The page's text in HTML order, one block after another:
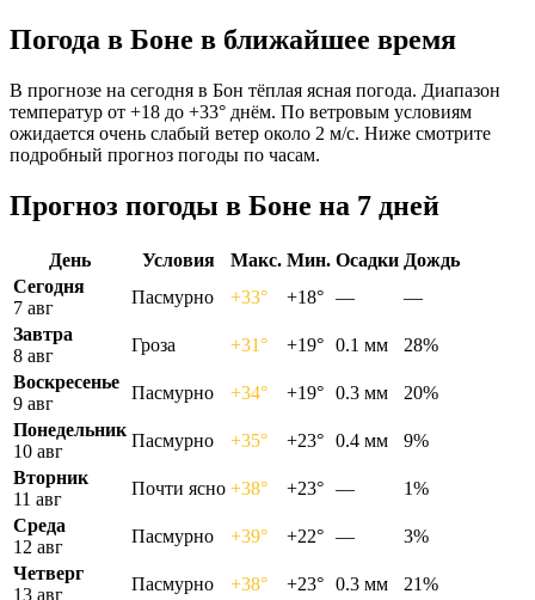
Погода в Боне в ближайшее время
В прогнозе на сегодня в Бон тёплая ясная погода. Диапазон
температур от +18 до +33° днём. По ветровым условиям
ожидается очень слабый ветер около 2 м/с. Ниже смотрите
подробный прогноз погоды по часам.
Прогноз погоды в Боне на 7 дней
День Условия Макс. Мин. Осадки Дождь
Сегодня
7 авг
Пасмурно +33° +18° —
—
Завтра
8 авг
Гроза +31° +19° 0.1 мм
28%
Воскресенье
9 авг
Пасмурно +34° +19° 0.3 мм
20%
Понедельник
10 авг
Пасмурно +35° +23° 0.4 мм
9%
Вторник
11 авг
Почти ясно +38° +23° —
1%
Среда
12 авг
Пасмурно +39° +22° —
3%
Четверг
13 авг
Пасмурно +38° +23° 0.3 мм 21%